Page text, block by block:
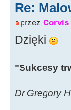
Re:
przez Corvis
Dzięki
"Sukcesy
Dr Gregory